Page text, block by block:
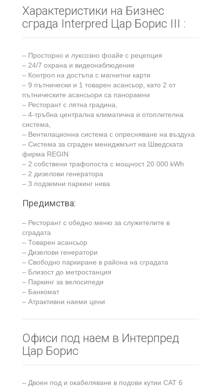
Характеристики на Бизнес
сграда Interpred Цар Борис III :
– Просторно и луксозно фоайе с рецепция
– 24/7 охрана и видеонаблюдение
– Контрол на достъпа с магнитни карти
– 9 пътнически и 1 товарен асансьор, като 2 от
пътническите асансьори са панорамни
– Ресторант с лятна градина,
– 4-тръбна централна климатична и отоплителна
система,
– Вентилационна система с опресняване на въздуха
– Система за сграден мениджмънт на Шведската
фирма REGIN
– 2 собствени трафопоста с мощност 20 000 kWh
– 2 дизелови генератора
– 3 подземни паркинг нива
Предимства:
– Ресторант с обедно меню за служителите в
сградата
– Товарен асансьор
– Дизелови генератори
– Свободно паркиране в района на сградата
– Близост до метростанция
– Паркинг за велосипеди
– Банкомат
– Атрактивни наеми цени
Oфиси под наем в Интерпред
Цар Борис
– Двоен под и окабеляване в подови кутии САТ 6